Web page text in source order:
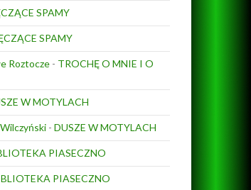
SPAMY
SPAMY
Roztocze - TROCHĘ O MNIE I O
W MOTYLACH
- DUSZE W MOTYLACH
PIASECZNO
PIASECZNO